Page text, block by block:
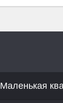
Маленькая